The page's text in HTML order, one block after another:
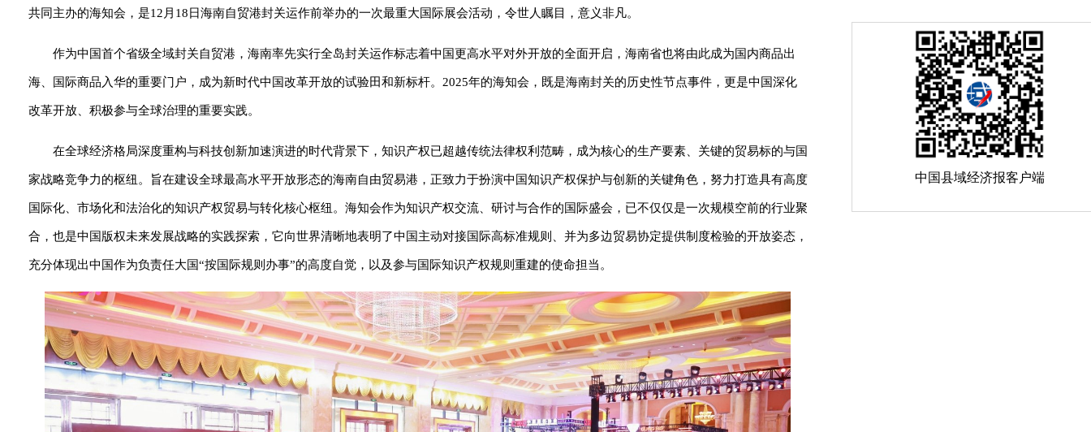
共同主办的海知会，是12月18日海南自贸港封关运作前举办的一次最重大国际展会活动，令世人瞩目，意义非凡。
作为中国首个省级全域封关自贸港，海南率先实行全岛封关运作标志着中国更高水平对外开放的全面开启，海南省也将由此成为国内商品出
海、国际商品入华的重要门户，成为新时代中国改革开放的试验田和新标杆。2025年的海知会，既是海南封关的历史性节点事件，更是中国深化
改革开放、积极参与全球治理的重要实践。
在全球经济格局深度重构与科技创新加速演进的时代背景下，知识产权已超越传统法律权利范畴，成为核心的生产要素、关键的贸易标的与国
家战略竞争力的枢纽。旨在建设全球最高水平开放形态的海南自由贸易港，正致力于扮演中国知识产权保护与创新的关键角色，努力打造具有高度
国际化、市场化和法治化的知识产权贸易与转化核心枢纽。海知会作为知识产权交流、研讨与合作的国际盛会，已不仅仅是一次规模空前的行业聚
合，也是中国版权未来发展战略的实践探索，它向世界清晰地表明了中国主动对接国际高标准规则、并为多边贸易协定提供制度检验的开放姿态，
充分体现出中国作为负责任大国“按国际规则办事”的高度自觉，以及参与国际知识产权规则重建的使命担当。
中国县域经济报客户端